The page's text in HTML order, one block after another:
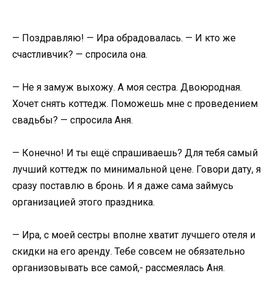
— Поздравляю! — Ира обрадовалась. — И кто же
счастливчик? — спросила она.
— Не я замуж выхожу. А моя сестра. Двоюродная.
Хочет снять коттедж. Поможешь мне с проведением
свадьбы? — спросила Аня.
— Конечно! И ты ещё спрашиваешь? Для тебя самый
лучший коттедж по минимальной цене. Говори дату, я
сразу поставлю в бронь. И я даже сама займусь
организацией этого праздника.
— Ира, с моей сестры вполне хватит лучшего отеля и
скидки на его аренду. Тебе совсем не обязательно
организовывать все самой,- рассмеялась Аня.